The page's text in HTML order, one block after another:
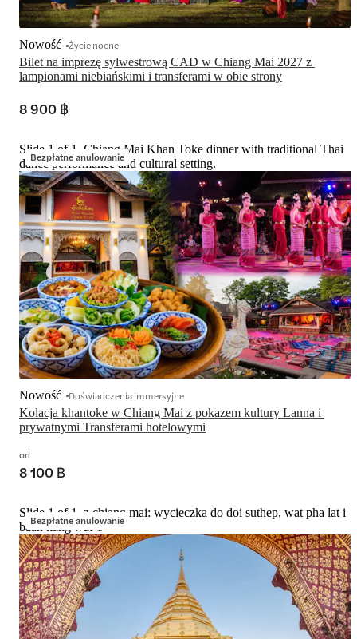
Bilet na imprezę sylwestrową CAD w Chiang Mai 2027 z
lampionami niebiańskimi i transferami w obie strony
Nowość Życie nocne
8 900 ฿
Bezpłatne anulowanie
Slide 1 of 1, Chiang Mai Khan Toke dinner with traditional Thai
dance performance and cultural setting.
Kolacja khantoke w Chiang Mai z pokazem kultury Lanna i
prywatnymi Transferami hotelowymi
Nowość Doświadczenia immersyjne
od
8 100 ฿
Bezpłatne anulowanie
Slide 1 of 1, z chiang mai: wycieczka do doi suthep, wat pha lat i
baan kang wat-1